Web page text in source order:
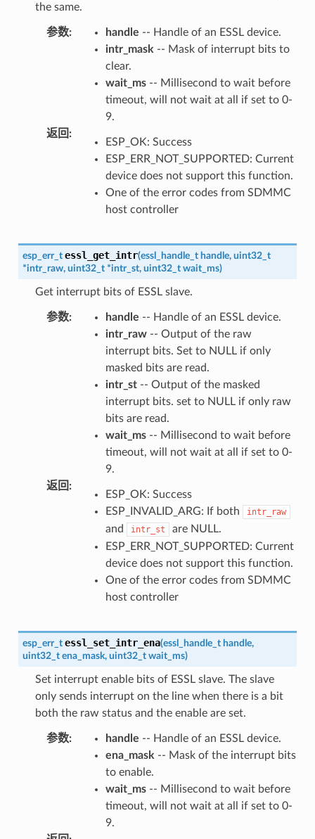
the same.
参数: handle -- Handle of an ESSL device.
intr_mask -- Mask of interrupt bits to
clear.
wait_ms-- Millisecond to wait before
timeout, will not wait at all if set to 0-
9.
返回 :
ESP_OK: Success
ESP_ERR_NOT_SUPPORTED: Current
device does not support this function.
One of the error codes from SDMMC
host controller
esp_err_t essl_get_intr(essl_handle_t handle, uint32_t
*intr_raw, uint32_t *intr_st, uint32_t wait_ms)
Get interrupt bits of ESSL slave.
参数: handle -- Handle of an ESSL device.
intr_raw-- Output of the raw
interrupt bits. Set to NULL if only
masked bits are read.
intr_st-- Output of the masked
interrupt bits. set to NULL if only raw
bits are read.
wait_ms-- Millisecond to wait before
timeout, will not wait at all if set to 0-
9.
返回 :
ESP_OK: Success
ESP_INVALID_ARG: If both
intr_raw
and intr_st
are NULL.
ESP_ERR_NOT_SUPPORTED: Current
device does not support this function.
One of the error codes from SDMMC
host controller
esp_err_t essl_set_intr_ena(essl_handle_t handle,
uint32_t ena_mask, uint32_t wait_ms)
Set interrupt enable bits of ESSL slave. The slave
only sends interrupt on the line when there is a bit
both the raw status and the enable are set.
参数: handle -- Handle of an ESSL device.
ena_mask -- Mask of the interrupt bits
to enable.
wait_ms-- Millisecond to wait before
timeout, will not wait at all if set to 0-
9.